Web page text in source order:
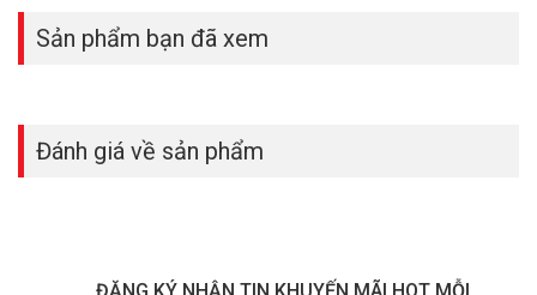
– Cảm biến chuyển động hồng ngoại PIR
– Khoảng cách phát hiện: 5m
– Vỏ nhựa, màu trắng
Sản phẩm bạn đã xem
Đánh giá về sản phẩm
ĐĂNG KÝ NHẬN TIN KHUYẾN MÃI HOT MỖI